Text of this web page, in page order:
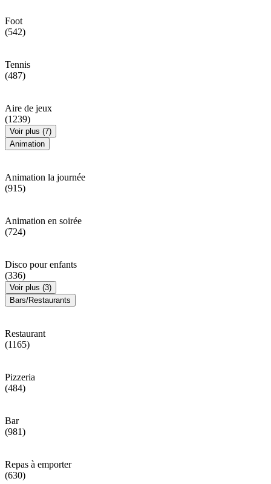
Foot
(542)
Tennis
(487)
Aire de jeux
(1239)
Voir plus (7)
Animation
Animation la journée
(915)
Animation en soirée
(724)
Disco pour enfants
(336)
Voir plus (3)
Bars/Restaurants
Restaurant
(1165)
Pizzeria
(484)
Bar
(981)
Repas à emporter
(630)